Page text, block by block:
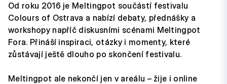
Od roku 2016 je Meltingpot součástí festivalu
Colours of Ostrava a nabízí debaty, přednášky a
workshopy napříč diskusními scénami Meltingpot
Fora. Přináší inspiraci, otázky i momenty, které
zůstávají ještě dlouho po skončení festivalu.
Meltingpot ale nekončí jen v areálu – žije i online